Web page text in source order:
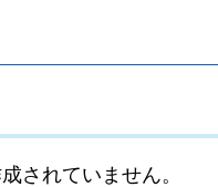
されていません。